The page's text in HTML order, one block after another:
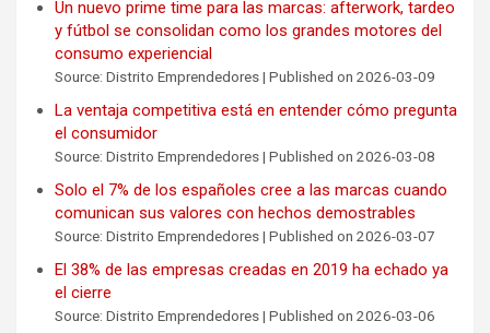
Un nuevo prime time para las marcas: afterwork, tardeo
y fútbol se consolidan como los grandes motores del
consumo experiencial
Source: Distrito Emprendedores Published on 2026-03-09
La ventaja competitiva está en entender cómo pregunta
el consumidor
Source: Distrito Emprendedores Published on 2026-03-08
Solo el 7% de los españoles cree a las marcas cuando
comunican sus valores con hechos demostrables
Source: Distrito Emprendedores Published on 2026-03-07
El 38% de las empresas creadas en 2019 ha echado ya
el cierre
Source: Distrito Emprendedores Published on 2026-03-06